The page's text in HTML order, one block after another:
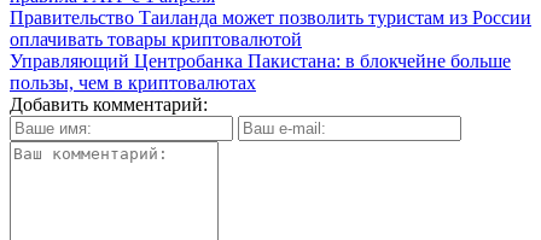
Правительство Таиланда может позволить туристам из России
оплачивать товары криптовалютой
Управляющий Центробанка Пакистана: в блокчейне больше
пользы, чем в криптовалютах
Добавить комментарий: